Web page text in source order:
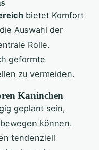
bietet Komfort
Auswahl der
Rolle.
geformte
zu vermeiden.
Kaninchen
geplant sein,
können.
tendenziell